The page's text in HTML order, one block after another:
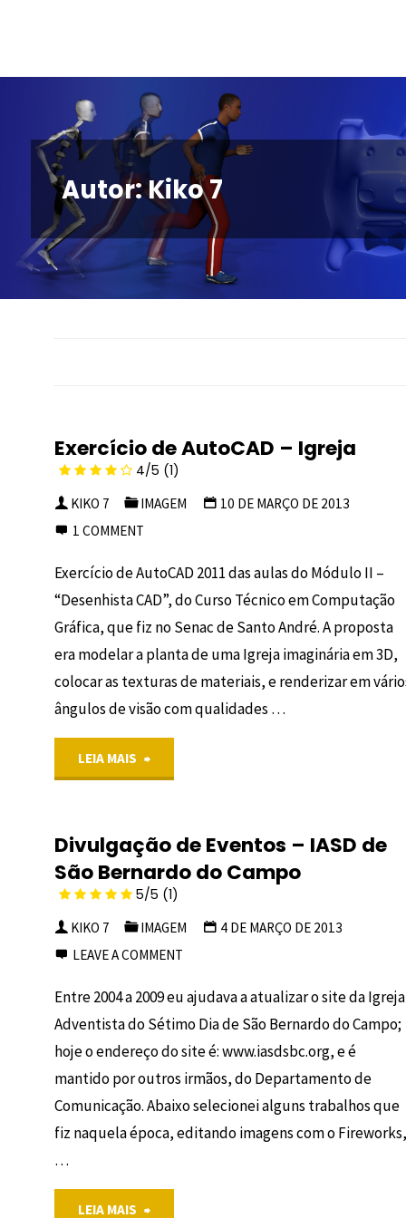
Autor:Kiko 7
Exercício de AutoCAD – Igreja
4/5 (1)
KIKO 7 IMAGEM
10 DE MARÇO DE 2013
1 COMMENT
Exercício de AutoCAD 2011 das aulas do Módulo II –
“Desenhista CAD”, do Curso Técnico em Computação
Gráfica, que fiz no Senac de Santo André. A proposta
era modelar a planta de uma Igreja imaginária em 3D,
colocar as texturas de materiais, e renderizar em
ângulos de visão com qualidades …
LEIA MAIS "Exercício
AutoCAD
–
Igreja
Divulgação de Eventos – IASD de
São Bernardo do Campo
5/5 (1)
KIKO 7 IMAGEM
4 DE MARÇO DE 2013
LEAVE A COMMENT
Entre 2004 a 2009 eu ajudava a atualizar o site da Igreja
Adventista do Sétimo Dia de São Bernardo do Campo;
hoje o endereço do site é: www.iasdsbc.org, e é
mantido por outros irmãos, do Departamento de
Comunicação. Abaixo selecionei alguns trabalhos que
fiz naquela época, editando imagens com o Fireworks,
…
LEIA MAIS "Divulgação